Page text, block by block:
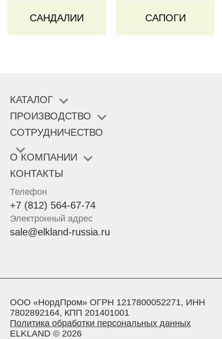
САНДАЛИИ САПОГИ
КАТАЛОГ
ПРОИЗВОДСТВО
СОТРУДНИЧЕСТВО
О КОМПАНИИ
КОНТАКТЫ
Телефон
+7 (812) 564-67-74
Электронный адрес
sale@elkland-russia.ru
ООО «НордПром» ОГРН 1217800052271, ИНН
7802892164, КПП 201401001
Политика обработки персональных данных
ELKLAND © 2026